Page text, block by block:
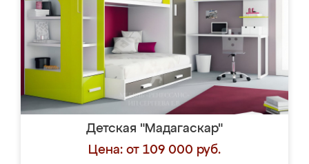
Детская "Мадагаскар"
Цена: от 109 000 руб.